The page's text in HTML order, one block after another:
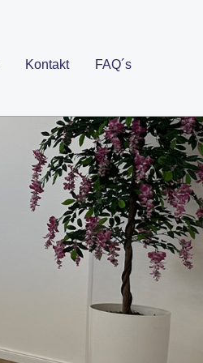
Kontakt FAQ´s